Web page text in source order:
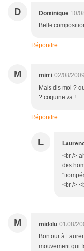
D Dominique 10/
Belle
Répondre
M mimi 02/08/
Mais dis moi ?
? coquine va !
Répondre
L
<br />
des
<br />
M midolu 01/08/
Bonjour à
mouvement qui